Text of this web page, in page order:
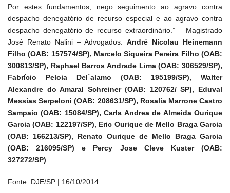
Por estes fundamentos, nego seguimento ao agravo contra
despacho denegatório de recurso especial e ao agravo contra
despacho denegatório de recurso extraordinário.” – Magistrado
José Renato Nalini – Advogados:André Nicolau Heinemann
Filho (OAB: 157574/SP), Marcelo Siqueira Pereira Filho (OAB:
300813/SP), Raphael Barros Andrade Lima (OAB: 306529/SP),
Fabrício Peloia Del´alamo (OAB: 195199/SP), Walter
Alexandre do Amaral Schreiner (OAB: 120762/ SP), Eduval
Messias Serpeloni (OAB: 208631/SP), Rosalia Marrone Castro
Sampaio (OAB: 15084/SP), Carla Andrea de Almeida Ourique
Garcia (OAB: 122197/SP), Eric Ourique de Mello Braga Garcia
(OAB: 166213/SP), Renato Ourique de Mello Braga Garcia
(OAB: 216095/SP) e Percy Jose Cleve Kuster (OAB:
327272/SP)
Fonte: DJE/SP | 16/10/2014.